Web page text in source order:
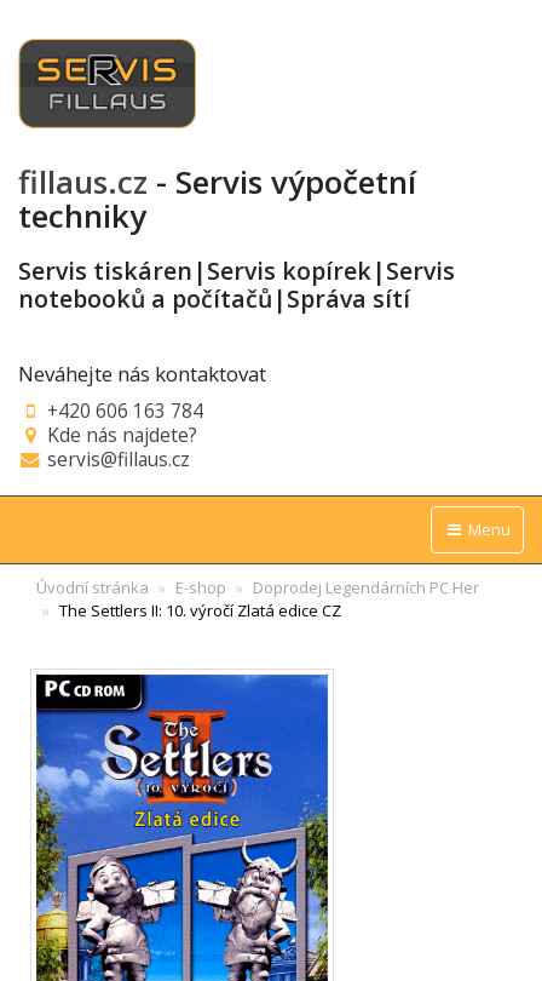
fillaus.cz - Servis výpočetní
techniky
Servis tiskáren|Servis kopírek|Servis
notebooků a počítačů|Správa sítí
Neváhejte nás kontaktovat
+420 606 163 784
Kde nás najdete?
servis@fillaus.cz
Menu
Úvodní stránka E-shop
Doprodej Legendárních PC Her
The Settlers II: 10. výročí Zlatá edice CZ